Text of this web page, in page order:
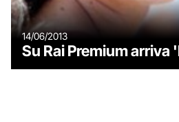
14/06/2013
Su Rai Premium arriva